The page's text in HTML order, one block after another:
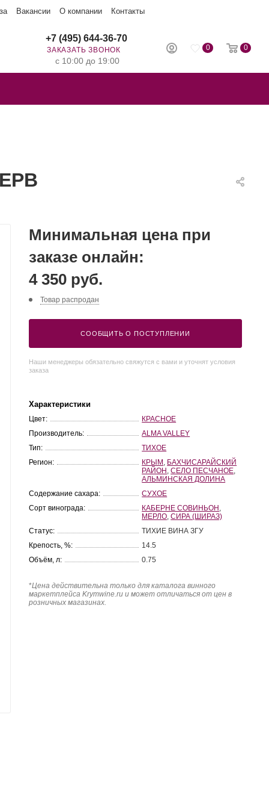
Вакансии О компании Контакты
0 0
+7 (495) 644-36-70
ЗАКАЗАТЬ ЗВОНОК
с 10:00 до 19:00
Минимальная цена при
заказе онлайн:
4 350 руб.
Товар распродан
СООБЩИТЬ О ПОСТУПЛЕНИИ
Наши менеджеры обязательно свяжутся с вами и уточнят условия
заказа
Характеристики
Цвет:
КРАСНОЕ
Производитель:
ALMA VALLEY
Тип:
ТИХОЕ
Регион:
КРЫМ БАХЧИСАРАЙСКИЙ
РАЙОН ,СЕЛО ПЕСЧАНОЕ
АЛЬМИНСКАЯ ДОЛИНА
Содержание сахара:
СУХОЕ
Сорт винограда:
КАБЕРНЕ СОВИНЬОН
МЕРЛО ,СИРА (ШИРАЗ)
Статус:
ТИХИЕ ВИНА ЗГУ
Крепость, %:
14.5
Объём, л:
0.75
*Цена действительна только для каталога винного
маркетплейса Krymwine.ru и может отличаться от цен в
розничных магазинах.